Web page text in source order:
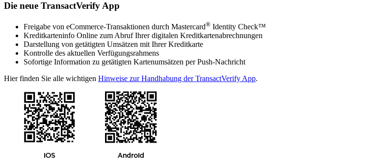
Die neue TransactVerify App
Freigabe von eCommerce-Transaktionen durch Mastercard® Identity Check™
Kreditkarteninfo Online zum Abruf Ihrer digitalen Kreditkartenabrechnungen
Darstellung von getätigten Umsätzen mit Ihrer Kreditkarte
Kontrolle des aktuellen Verfügungsrahmens
Sofortige Information zu getätigten Kartenumsätzen per Push-Nachricht
Hier finden Sie alle wichtigen Hinweise zur Handhabung der TransactVerify App.